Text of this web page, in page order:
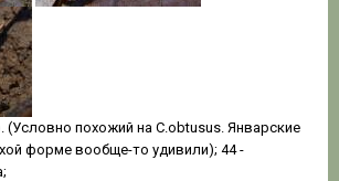
(Условно похожий на C.obtusus. Январские
форме вообще-то удивили); 44 -